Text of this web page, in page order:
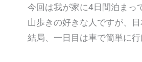
今回は我が家に4日間泊まっ
山歩きの好きな人ですが、
結局、一日目は車で簡単に